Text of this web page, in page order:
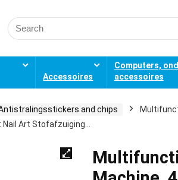
Search
for:
Accessoires
Computers,
accessoires
and chips
Nail Art Stofafzuiging…